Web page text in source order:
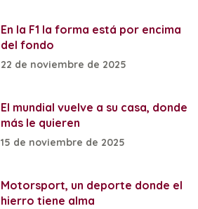
En la F1 la forma está por encima
del fondo
22 de noviembre de 2025
El mundial vuelve a su casa, donde
más le quieren
15 de noviembre de 2025
Motorsport, un deporte donde el
hierro tiene alma